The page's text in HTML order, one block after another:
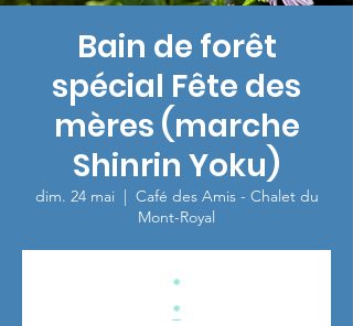
Bain de forêt
spécial Fête des
mères (marche
Shinrin Yoku)
dim. 24 mai
  |
Café des Amis - Chalet du
Mont-Royal
*
*